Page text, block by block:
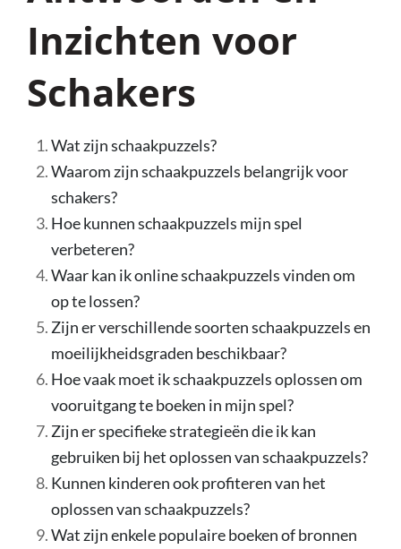
Inzichten voor
Schakers
Wat zijn schaakpuzzels?
Waarom zijn schaakpuzzels belangrijk voor
schakers?
Hoe kunnen schaakpuzzels mijn spel
verbeteren?
Waar kan ik online schaakpuzzels vinden om
op te lossen?
Zijn er verschillende soorten schaakpuzzels en
moeilijkheidsgraden beschikbaar?
Hoe vaak moet ik schaakpuzzels oplossen om
vooruitgang te boeken in mijn spel?
Zijn er specifieke strategieën die ik kan
gebruiken bij het oplossen van schaakpuzzels?
Kunnen kinderen ook profiteren van het
oplossen van schaakpuzzels?
Wat zijn enkele populaire boeken of bronnen